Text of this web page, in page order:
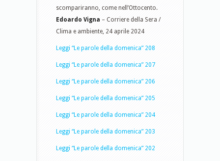
scompariranno, come nell’Ottocento.
Edoardo Vigna – Corriere della Sera /
Clima e ambiente, 24 aprile 2024
Leggi “Le parole della domenica” 208
Leggi “Le parole della domenica” 207
Leggi “Le parole della domenica” 206
Leggi “Le parole della domenica” 205
Leggi “Le parole della domenica” 204
Leggi “Le parole della domenica” 203
Leggi “Le parole della domenica” 202